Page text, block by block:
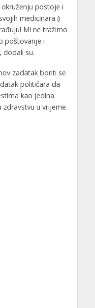
postoje i
medicinara (i
Mi ne tražimo
poštovanje i
dodali su.
zadatak boriti se
političara da
kao jedina
zdravstvu u vrijeme